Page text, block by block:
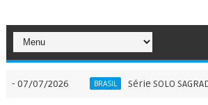
2026 BRASIL Série SOLO SAGRADO DO